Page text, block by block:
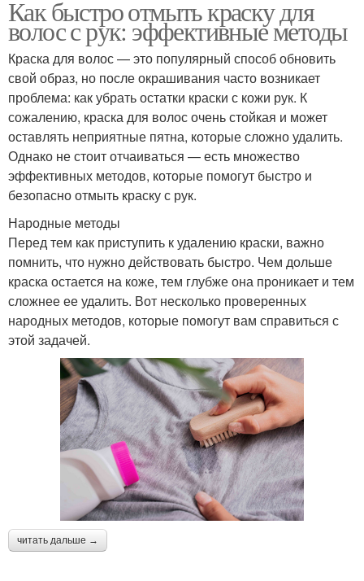
Как быстро отмыть краску для
волос с рук: эффективные методы
Краска для волос — это популярный способ обновить
свой образ, но после окрашивания часто возникает
проблема: как убрать остатки краски с кожи рук. К
сожалению, краска для волос очень стойкая и может
оставлять неприятные пятна, которые сложно удалить.
Однако не стоит отчаиваться — есть множество
эффективных методов, которые помогут быстро и
безопасно отмыть краску с рук.
Народные методы
Перед тем как приступить к удалению краски, важно
помнить, что нужно действовать быстро. Чем дольше
краска остается на коже, тем глубже она проникает и тем
сложнее ее удалить. Вот несколько проверенных
народных методов, которые помогут вам справиться с
этой задачей.
читать дальше →